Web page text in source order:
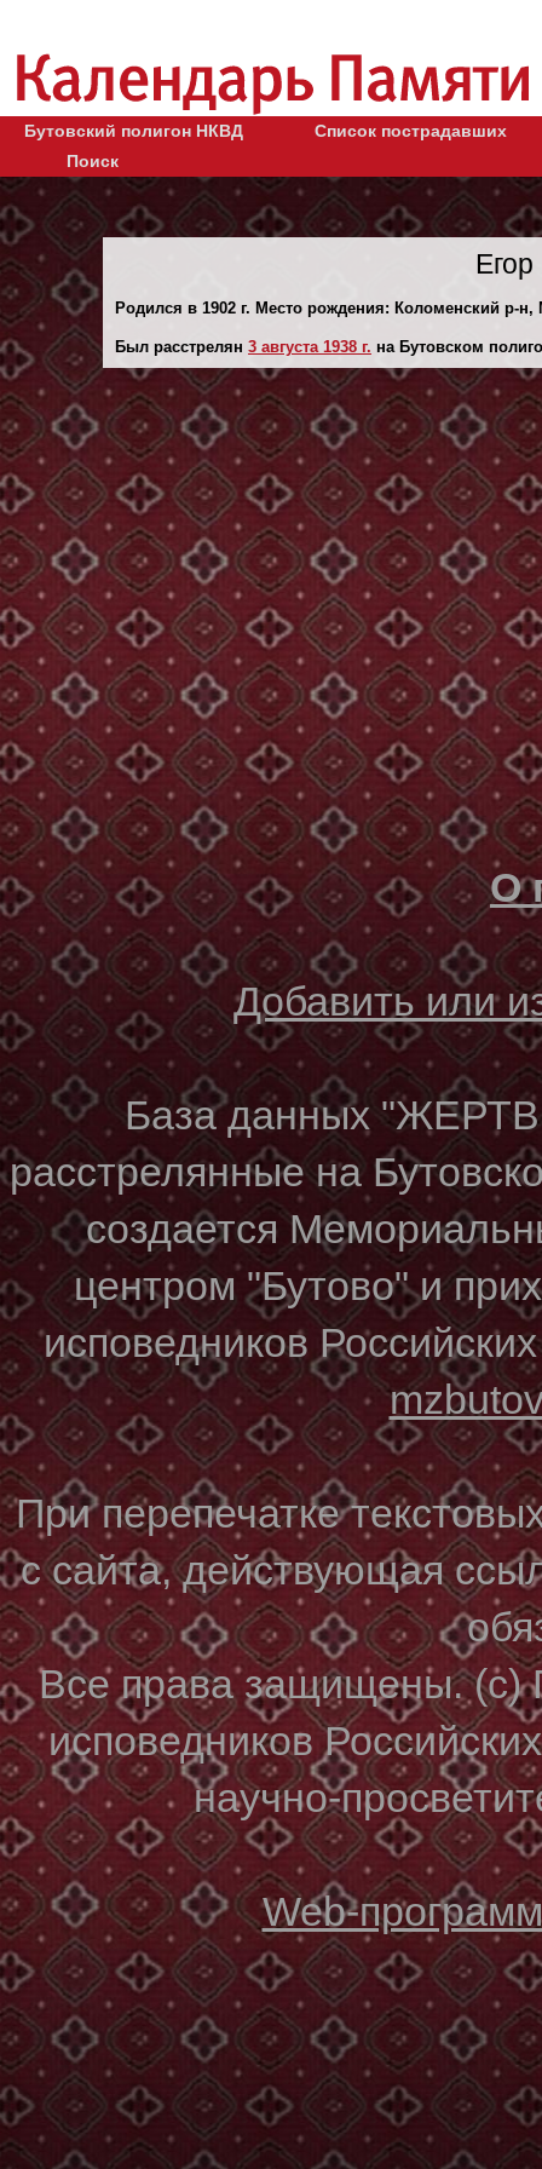
Бутовский полигон НКВД
Список пострадавших
Поиск
Родился в 1902 г. Место рождения: Коломенский р-
Был расстрелян 3 августа 1938 г. на Бутовском
О
Добавить или
База данных
расстрелянные на
создается
центром "Бутово" и
исповедников
При перепечатке
с сайта, действующая
Все права защищены. (с)
исповедников
научно-
Web-